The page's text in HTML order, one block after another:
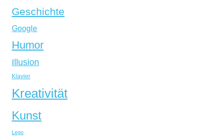
Geschichte
Google
Humor
Illusion
Klavier
Kreativität
Kunst
Lego